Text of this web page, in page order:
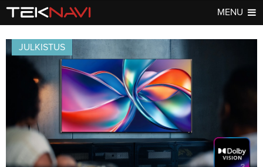
MENU
AUTOT▼
UUTISET
JULKISTUKSET
AJETUT
KOMMENTTI
DIGI▼
JULKISTUKSET
HUHUT
TESTIT
KOMMENTTI
VIDEOT
KILPAILUT
VIDEOT
TV-OHJELMA
HAKU
JULKISTUS